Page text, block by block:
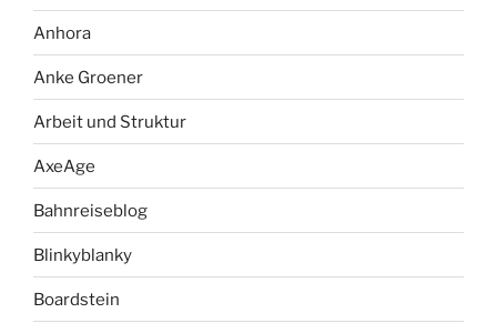
Anhora
Anke Groener
Arbeit und Struktur
AxeAge
Bahnreiseblog
Blinkyblanky
Boardstein